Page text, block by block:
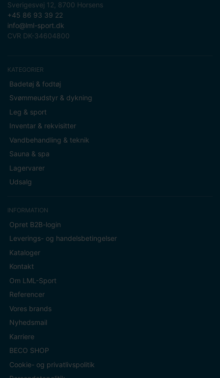
Sverigesvej 12, 8700 Horsens
+45 86 93 39 22
info@lml-sport.dk
CVR DK-34604800
KATEGORIER
Badetøj & fodtøj
Svømmeudstyr & dykning
Leg & sport
Inventar & rekvisitter
Vandbehandling & teknik
Sauna & spa
Lagervarer
Udsalg
INFORMATION
Opret B2B-login
Leverings- og handelsbetingelser
Kataloger
Kontakt
Om LML-Sport
Referencer
Vores brands
Nyhedsmail
Karriere
BECO SHOP
Cookie- og privatlivspolitik